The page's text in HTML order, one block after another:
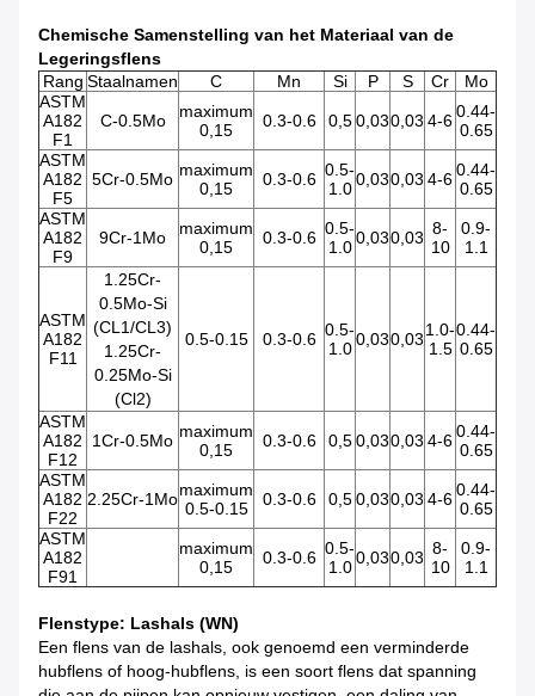
Chemische Samenstelling van het Materiaal van de
Legeringsflens
Rang Staalnamen C Mn Si P S Cr
Mo
ASTM
A182
F1
C-0.5Mo
maximum
0,15
0.3-0.6 0,5 0,030,03 4-60.44-
0.65
ASTM
A182
F5
5Cr-0.5Mo maximum
0,15
0.3-0.6 0.5-
1.0 0,030,03 4-60.44-
0.65
ASTM
A182
F9
9Cr-1Mo
maximum
0,15
0.3-0.6 0.5-
1.0 0,030,03 8-
10
0.9-
1.1
ASTM
A182
F11
1.25Cr-
0.5Mo-Si
(CL1/CL3)
1.25Cr-
0.25Mo-Si
(Cl2)
0.5-0.15 0.3-0.6 0.5-
1.0 0,030,031.0-
1.5
0.44-
0.65
ASTM
A182
F12
1Cr-0.5Mo maximum
0,15
0.3-0.6 0,5 0,030,03 4-60.44-
0.65
ASTM
A182
F22
2.25Cr-1Momaximum
0.5-0.15
0.3-0.6 0,5 0,030,03 4-60.44-
0.65
ASTM
A182
F91
maximum
0,15
0.3-0.6 0.5-
1.0 0,030,03 8-
10
0.9-
1.1
Flenstype: Lashals (WN)
Een flens van de lashals, ook genoemd een verminderde
hubflens of hoog-hubflens, is een soort flens dat spanning